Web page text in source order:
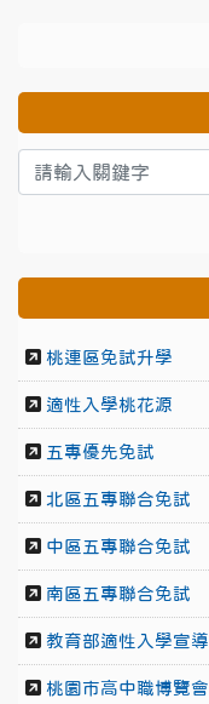
桃連區免試升學
適性入學桃花源
五專優先免試
北區五專聯合免試
中區五專聯合免試
南區五專聯合免試
教育部適性入學宣導
桃園市高中職博覽會